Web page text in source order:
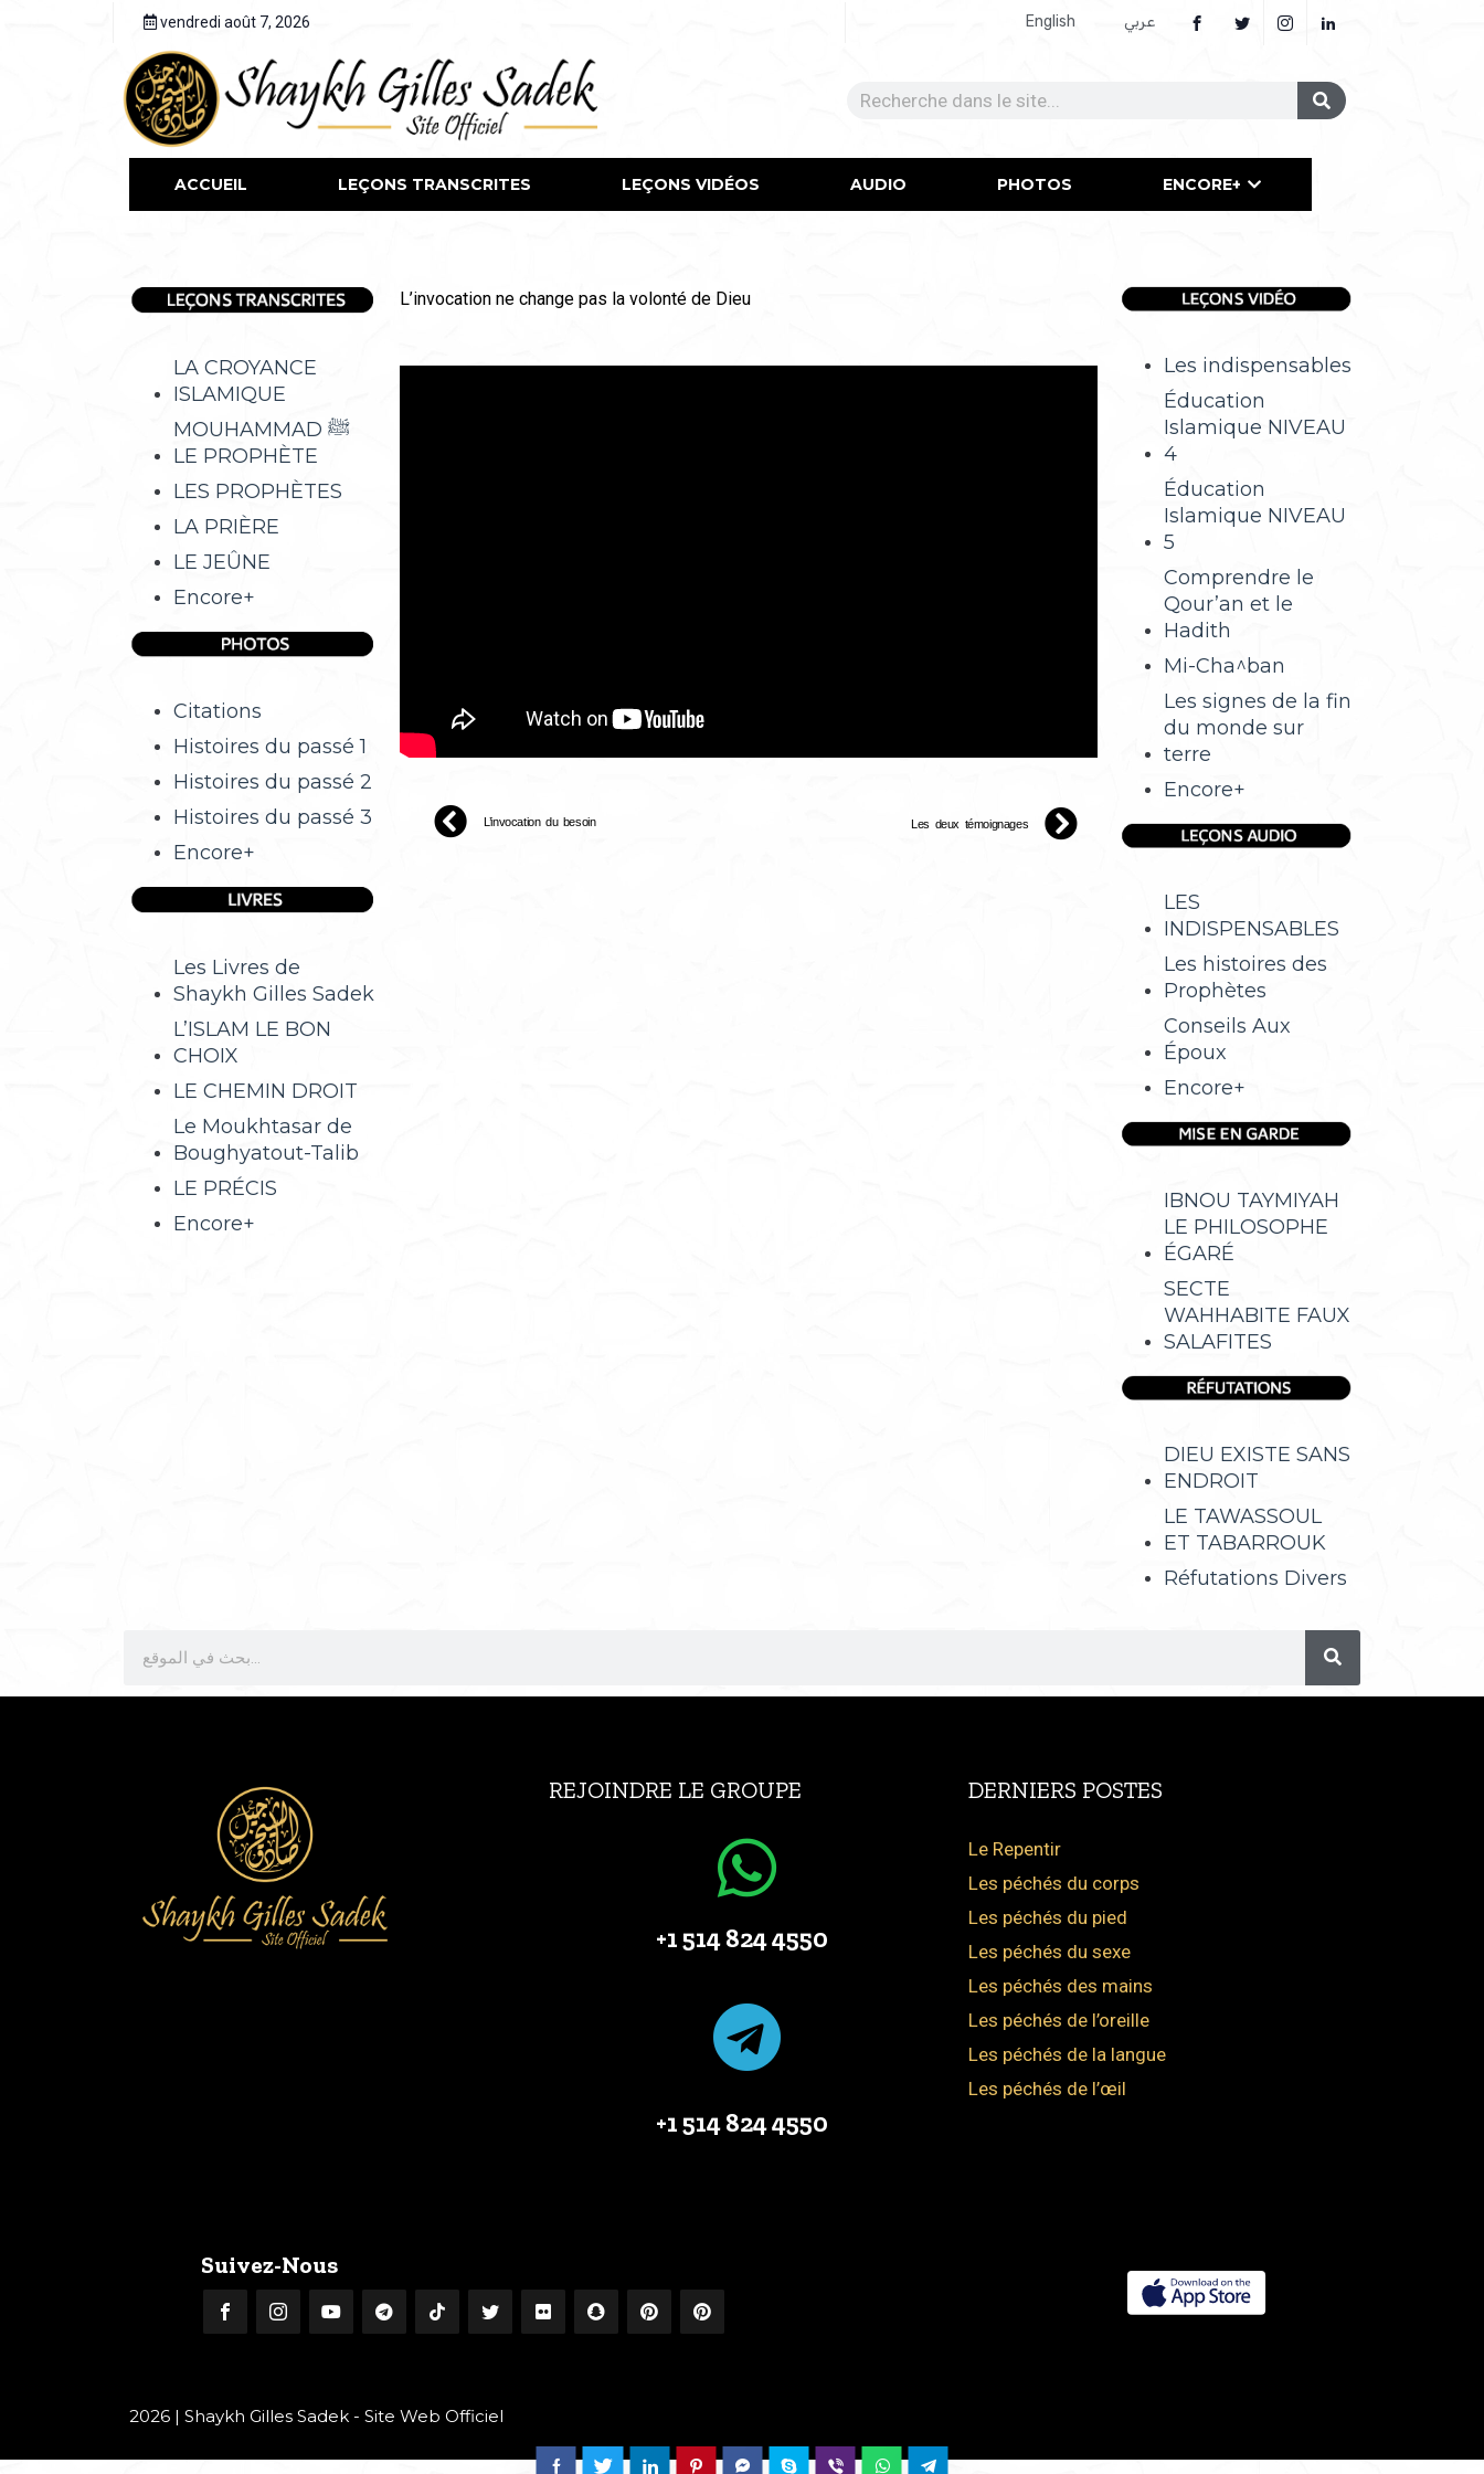
vendredi août 7, 2026 English عربي
ACCUEIL LEÇONS TRANSCRITES LEÇONS VIDÉOS​ AUDIO PHOTOS ENCORE+
LA CROYANCE
ISLAMIQUE
MOUHAMMAD ﷺ
LE PROPHÈTE
LES PROPHÈTES
LA PRIÈRE
LE JEÛNE
Encore+
Citations
Histoires du passé 1
Histoires du passé 2
Histoires du passé 3
Encore+
Les Livres de
Shaykh Gilles Sadek
L’ISLAM LE BON
CHOIX
LE CHEMIN DROIT
Le Moukhtasar de
Boughyatout-Talib
LE PRÉCIS
Encore+
L’invocation ne change pas la volonté de Dieu
L’invocation du besoin Les deux témoignages
Les indispensables
Éducation
Islamique NIVEAU
4
Éducation
Islamique NIVEAU
5
Comprendre le
Qour’an et le
Hadith
Mi-Cha^ban
Les signes de la fin
du monde sur
terre
Encore+
LES
INDISPENSABLES
Les histoires des
Prophètes
Conseils Aux
Époux
Encore+
IBNOU TAYMIYAH
LE PHILOSOPHE
ÉGARÉ
SECTE
WAHHABITE FAUX
SALAFITES
DIEU EXISTE SANS
ENDROIT
LE TAWASSOUL
ET TABARROUK
Réfutations Divers
REJOINDRE LE GROUPE
+1 514 824 4550
+1 514 824 4550
DERNIERS POSTES
Le Repentir
Les péchés du corps
Les péchés du pied
Les péchés du sexe
Les péchés des mains
Les péchés de l’oreille
Les péchés de la langue
Les péchés de l’œil
Suivez-Nous
2026 | Shaykh Gilles Sadek - Site Web Officiel